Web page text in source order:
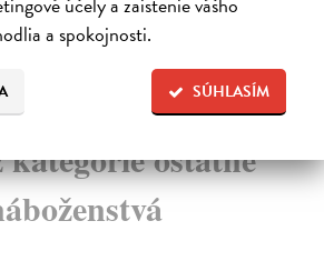
a spokojnosti.
SÚHLASÍM
kategórie ostatné